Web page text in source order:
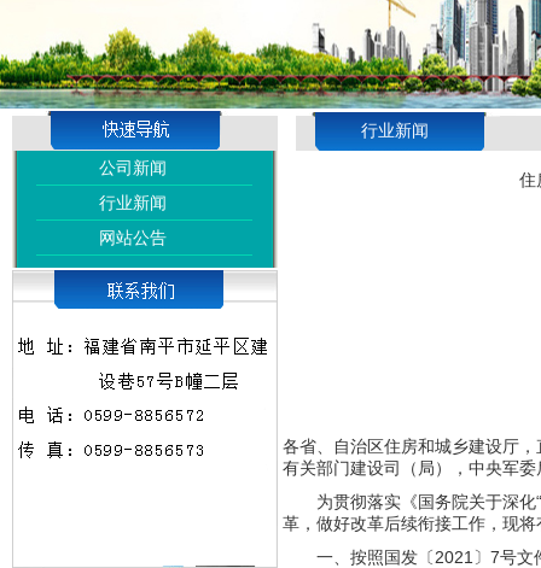
公司新闻
行业新闻
网站公告
行业新闻
住
各省、自治区住房和城乡建设厅
有关部门建设司（局），中央军
为贯彻落实《国务院关于深化“
革，做好改革后续衔接工作，现
一、按照国发〔2021〕7号文件